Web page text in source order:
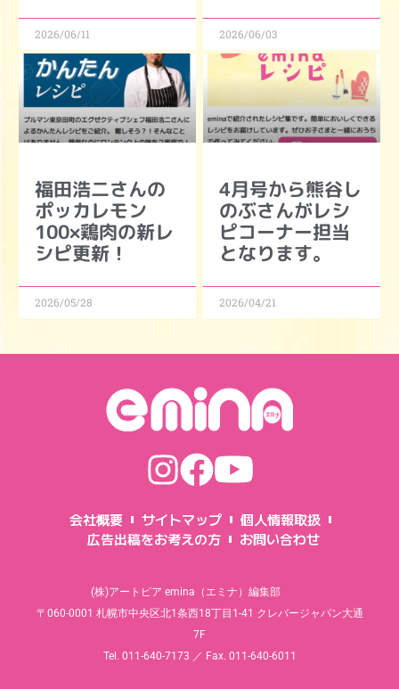
2026/06/11 2026/06/03
福田浩二さんの
ポッカレモン
100×鶏肉の新レ
シピ更新！
2026/05/28
4月号から熊谷し
のぶさんがレシ
ピコーナー担当
となります。
2026/04/21
会社概要 サイトマップ
個人情報取扱
広告出稿をお考えの方
お問い合わせ
(株)アートピア emina（エミナ）編集部
〒060-0001 札幌市中央区北1条西18丁目1-41 クレバージャパン大通
7F
Tel. 011-640-7173 ／ Fax. 011-640-6011